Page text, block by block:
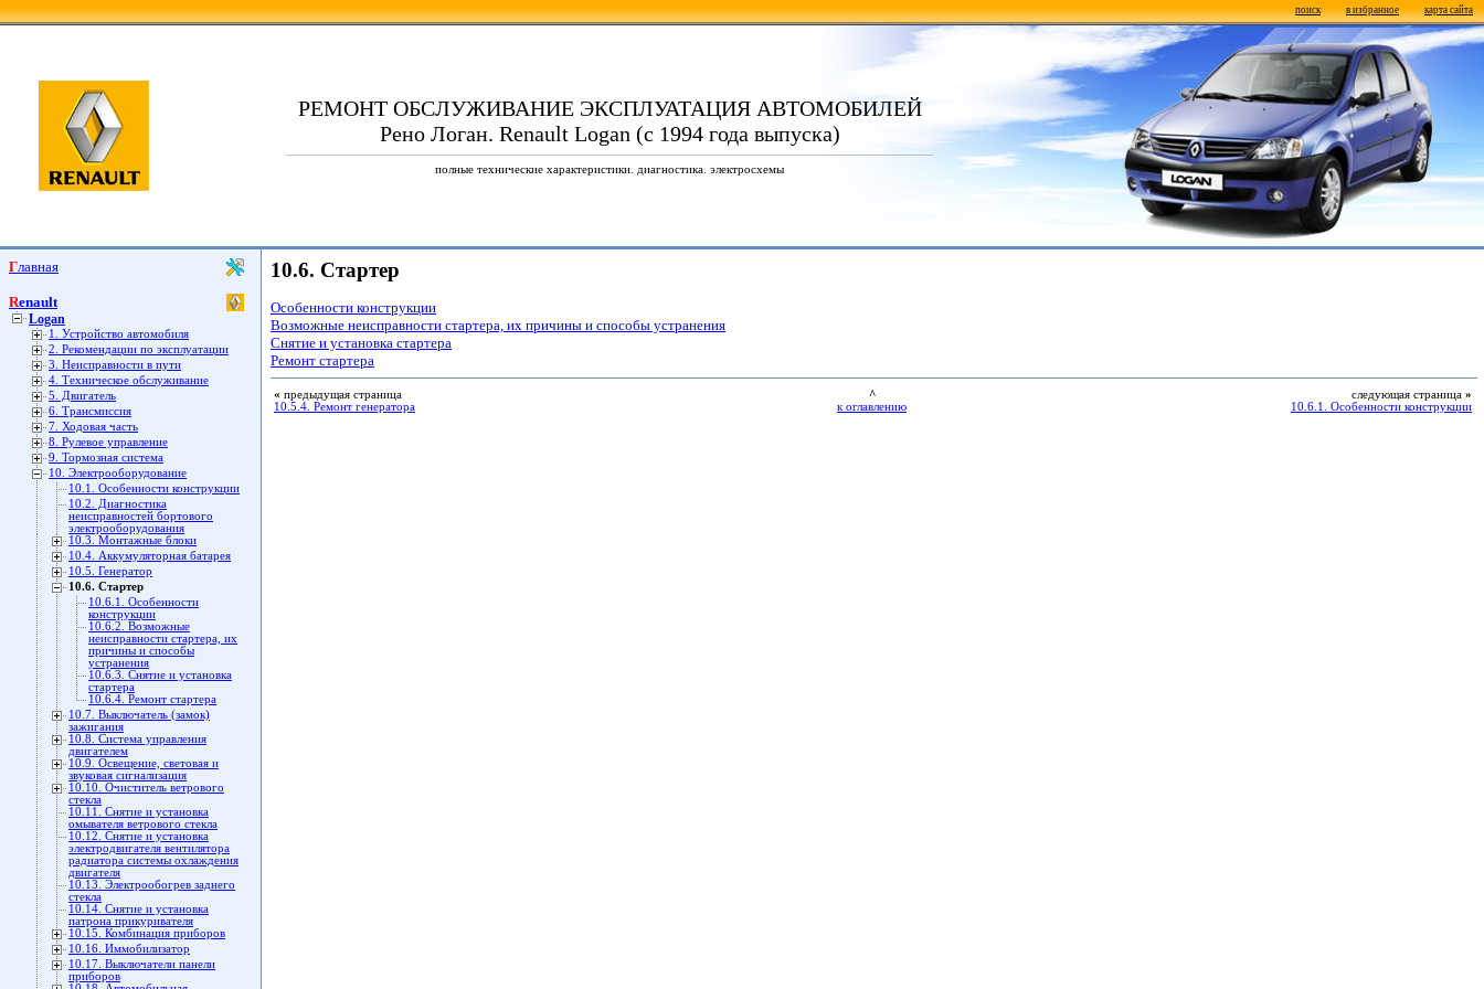
поиск в избранное карта сайта
РЕМОНТ ОБСЛУЖИВАНИЕ ЭКСПЛУАТАЦИЯ АВТОМОБИЛЕЙ
Рено Логан. Renault Logan (с 1994 года выпуска)
полные технические характеристики. диагностика. электросхемы
Главная
Renault
Logan
1. Устройство автомобиля
2. Рекомендации по эксплуатации
3. Неисправности в пути
4. Техническое обслуживание
5. Двигатель
6. Трансмиссия
7. Ходовая часть
8. Рулевое управление
9. Тормозная система
10. Электрооборудование
10.1. Особенности конструкции
10.2. Диагностика
неисправностей бортового
электрооборудования
10.3. Монтажные блоки
10.4. Аккумуляторная батарея
10.5. Генератор
10.6. Стартер
10.6.1. Особенности
конструкции
10.6.2. Возможные
неисправности стартера, их
причины и способы
устранения
10.6.3. Снятие и установка
стартера
10.6.4. Ремонт стартера
10.7. Выключатель (замок)
зажигания
10.8. Система управления
двигателем
10.9. Освещение, световая и
звуковая сигнализация
10.10. Очиститель ветрового
стекла
10.11. Снятие и установка
омывателя ветрового стекла
10.12. Снятие и установка
электродвигателя вентилятора
радиатора системы охлаждения
двигателя
10.13. Электрообогрев заднего
стекла
10.14. Снятие и установка
патрона прикуривателя
10.15. Комбинация приборов
10.16. Иммобилизатор
10.17. Выключатели панели
приборов
10.6. Стартер
Особенности конструкции
Возможные неисправности стартера, их причины и способы устранения
Снятие и установка стартера
Ремонт стартера
« предыдущая страница
10.5.4. Ремонт генератора
^
к оглавлению
следующая страница »
10.6.1. Особенности конструкции